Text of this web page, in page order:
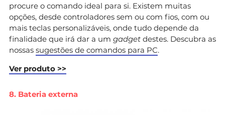
procure o comando ideal para si. Existem muitas
opções, desde controladores sem ou com fios, com ou
mais teclas personalizáveis, onde tudo depende da
finalidade que irá dar a um gadget destes. Descubra as
nossas sugestões de comandos para PC.
Ver produto >>
8. Bateria externa